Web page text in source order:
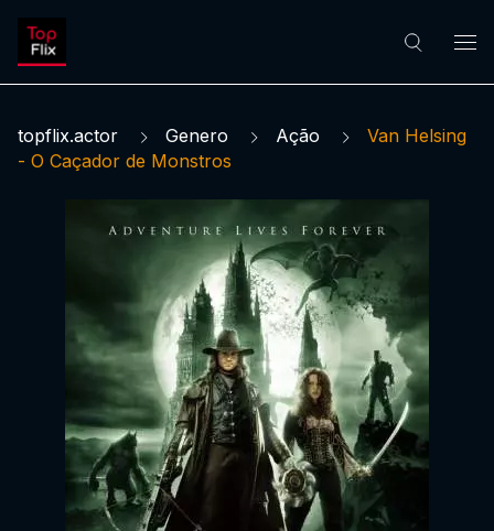
topflix.actor Genero Ação
Van Helsing
- O Caçador de Monstros